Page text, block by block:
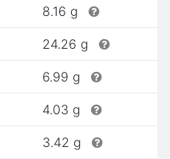
8.16 g
24.26 g
6.99 g
4.03 g
3.42 g